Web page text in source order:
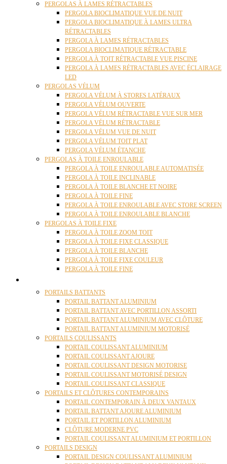
PERGOLAS À LAMES RÉTRACTABLES
PERGOLA BIOCLIMATIQUE VUE DE NUIT
PERGOLA BIOCLIMATIQUE À LAMES ULTRA
RÉTRACTABLES
PERGOLA À LAMES RÉTRACTABLES
PERGOLA BIOCLIMATIQUE RÉTRACTABLE
PERGOLA À TOIT RÉTRACTABLE VUE PISCINE
PERGOLA À LAMES RÉTRACTABLES AVEC ÉCLAIRAGE
LED
PERGOLAS VÉLUM
PERGOLA VÉLUM À STORES LATÉRAUX
PERGOLA VÉLUM OUVERTE
PERGOLA VÉLUM RÉTRACTABLE VUE SUR MER
PERGOLA VÉLUM RÉTRACTABLE
PERGOLA VÉLUM VUE DE NUIT
PERGOLA VÉLUM TOIT PLAT
PERGOLA VÉLUM ÉTANCHE
PERGOLAS À TOILE ENROULABLE
PERGOLA À TOILE ENROULABLE AUTOMATISÉE
PERGOLA À TOILE INCLINABLE
PERGOLA À TOILE BLANCHE ET NOIRE
PERGOLA À TOILE FINE
PERGOLA À TOILE ENROULABLE AVEC STORE SCREEN
PERGOLA À TOILE ENROULABLE BLANCHE
PERGOLAS À TOILE FIXE
PERGOLA À TOILE ZOOM TOIT
PERGOLA À TOILE FIXE CLASSIQUE
PERGOLA À TOILE BLANCHE
PERGOLA À TOILE FIXE COULEUR
PERGOLA À TOILE FINE
PORTAILS BATTANTS
PORTAIL BATTANT ALUMINIUM
PORTAIL BATTANT AVEC PORTILLON ASSORTI
PORTAIL BATTANT ALUMINIUM AVEC CLÔTURE
PORTAIL BATTANT ALUMINIUM MOTORISÉ
PORTAILS COULISSANTS
PORTAIL COULISSANT ALUMINIUM
PORTAIL COULISSANT AJOURE
PORTAIL COULISSANT DESIGN MOTORISE
PORTAIL COULISSANT MOTORISÉ DESIGN
PORTAIL COULISSANT CLASSIQUE
PORTAILS ET CLÔTURES CONTEMPORAINS
PORTAIL CONTEMPORAIN À DEUX VANTAUX
PORTAIL BATTANT AJOURE ALUMINIUM
PORTAIL ET PORTILLON ALUMINIUM
CLÔTURE MODERNE PVC
PORTAIL COULISSANT ALUMINIUM ET PORTILLON
PORTAILS DESIGN
PORTAIL DESIGN COULISSANT ALUMINIUM